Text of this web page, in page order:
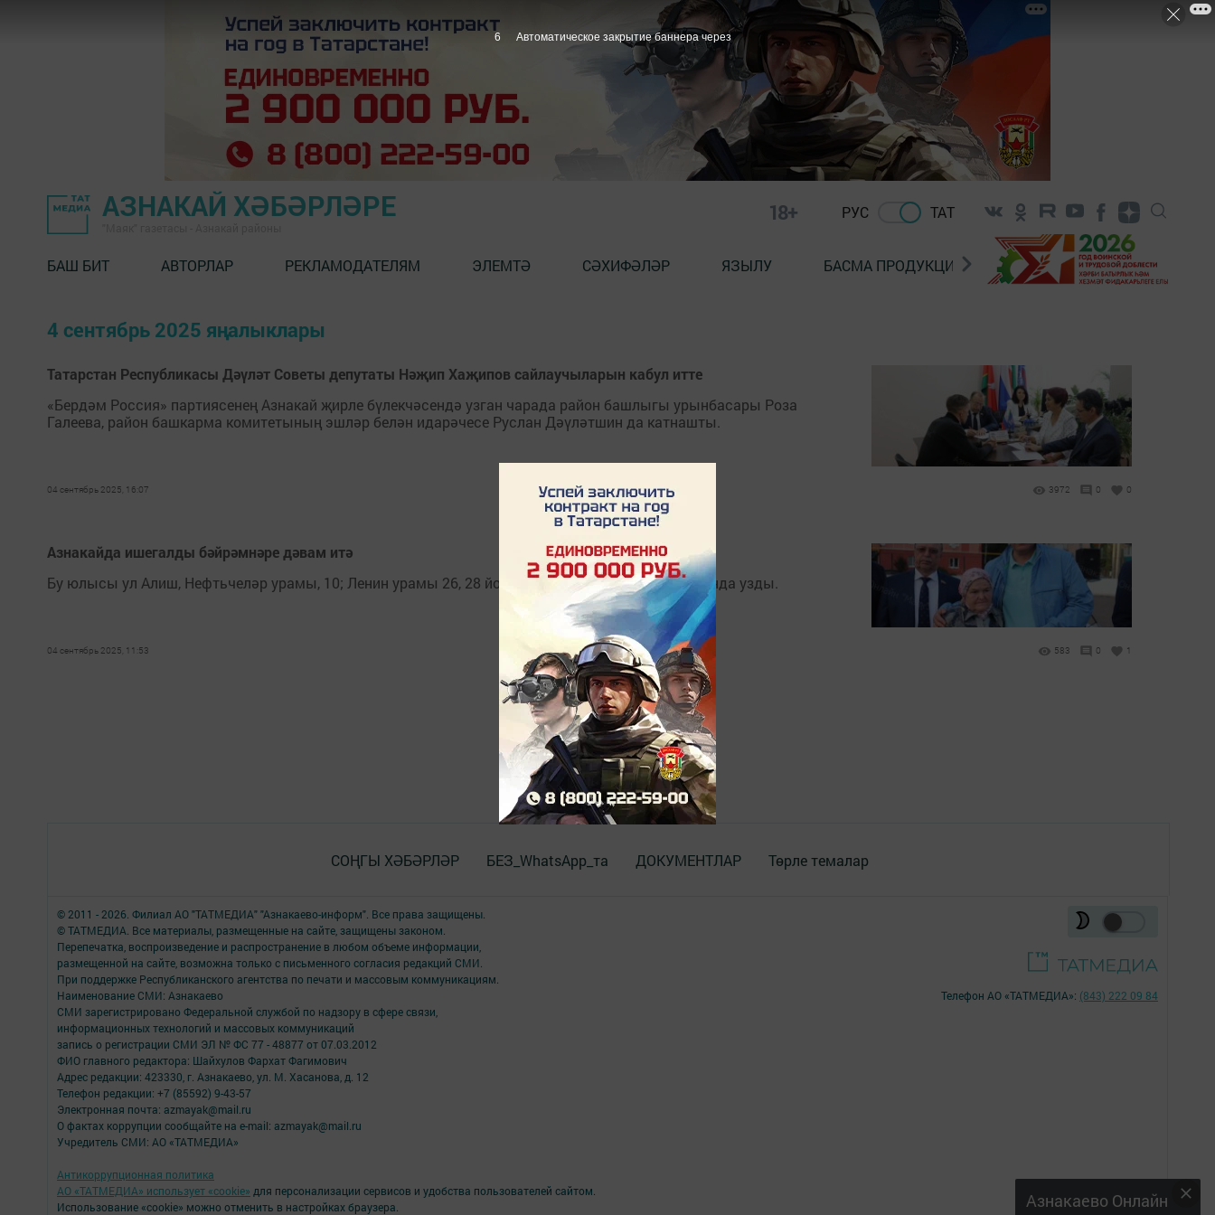
АЗНАКАЙ ХӘБӘРЛӘРЕ 18+ РУС ТАТ
БАШ БИТ АВТОРЛАР РЕКЛАМОДАТЕЛЯМ ЭЛЕМТӘ СӘХИФӘЛӘР ЯЗЫЛУ БАСМА ПРОДУКЦИЯ САТУ «ГӨЛСТАН»
4 сентябрь 2025 яңалыклары
Татарстан Республикасы Дәүләт Советы депутаты Нәҗип Хаҗипов сайлаучыларын кабул итте
«Бердәм Россия» партиясенең Азнакай җирле бүлекчәсендә узган чарада район башлыгы урынбасары Роза
Галеева, район башкарма комитетының эшләр белән идарәчесе Руслан Дәүләтшин да катнашты.
04 сентябрь 2025, 16:07 3972 0 0
Азнакайда ишегалды бәйрәмнәре дәвам итә
Бу юлысы ул Алиш, Нефтьчеләр урамы, 10; Ленин урамы 26, 28 йортларда яшәүчеләр ишегалдында узды.
04 сентябрь 2025, 11:53 583 0 1
СОҢГЫ ХӘБӘРЛӘР БЕЗ_WhatsApp_та ДОКУМЕНТЛАР Төрле темалар
Азнакаево Онлайн
© 2011 - 2026. Филиал АО "ТАТМЕДИА" "Азнакаево-информ". Все права защищены.
© ТАТМЕДИА. Все материалы, размещенные на сайте, защищены законом.
Перепечатка, воспроизведение и распространение в любом объеме информации,
размещенной на сайте, возможна только с письменного согласия редакций СМИ.
При поддержке Республиканского агентства по печати и массовым коммуникациям.
Наименование СМИ: Азнакаево
СМИ зарегистрировано Федеральной службой по надзору в сфере связи,
информационных технологий и массовых коммуникаций
запись о регистрации СМИ ЭЛ № ФС 77 - 48877 от 07.03.2012
ФИО главного редактора: Шайхулов Фархат Фагимович
Адрес редакции: 423330, г. Азнакаево, ул. М. Хасанова, д. 12
Телефон редакции: +7 (85592) 9-43-57
Электронная почта: azmayak@mail.ru
О фактах коррупции сообщайте на e-mail: azmayak@mail.ru
Учредитель СМИ: АО «ТАТМЕДИА»
Антикоррупционная политика
АО «ТАТМЕДИА» использует «cookie» для персонализации сервисов и удобства пользователей сайтом.
Использование «cookie» можно отменить в настройках браузера.
Телефон АО «ТАТМЕДИА»: (843) 222 09 84
18+
6 Автоматическое закрытие баннера через